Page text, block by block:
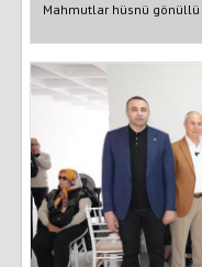
Mahmutlar hüsnü gönüllü